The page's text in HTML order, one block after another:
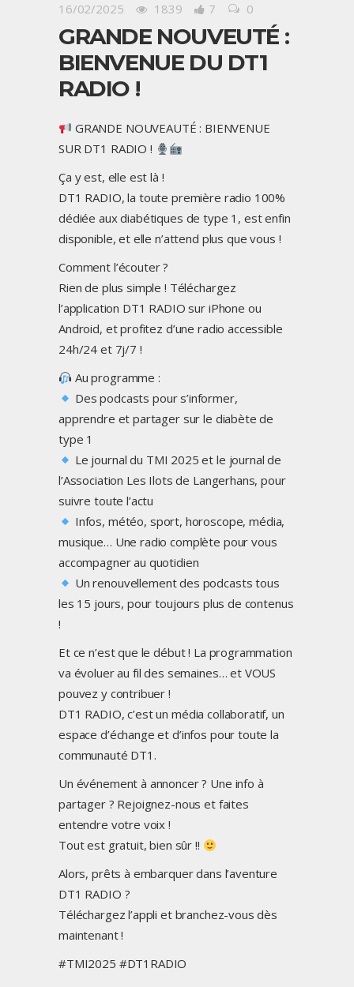
16/02/2025 1839 7 0
GRANDE NOUVEUTÉ :
BIENVENUE DU DT1
RADIO !
GRANDE NOUVEAUTÉ : BIENVENUE
SUR DT1 RADIO !
Ça y est, elle est là !
DT1 RADIO, la toute première radio 100%
dédiée aux diabétiques de type 1, est enfin
disponible, et elle n’attend plus que vous !
Comment l’écouter ?
Rien de plus simple ! Téléchargez
l’application DT1 RADIO sur iPhone ou
Android, et profitez d’une radio accessible
24h/24 et 7j/7 !
Au programme :
Des podcasts pour s’informer,
apprendre et partager sur le diabète de
type 1
Le journal du TMI 2025 et le journal de
l’Association Les Ilots de Langerhans, pour
suivre toute l’actu
Infos, météo, sport, horoscope, média,
musique… Une radio complète pour vous
accompagner au quotidien
Un renouvellement des podcasts tous
les 15 jours, pour toujours plus de contenus
!
Et ce n’est que le début ! La programmation
va évoluer au fil des semaines… et VOUS
pouvez y contribuer !
DT1 RADIO, c’est un média collaboratif, un
espace d’échange et d’infos pour toute la
communauté DT1.
Un événement à annoncer ? Une info à
partager ? Rejoignez-nous et faites
entendre votre voix !
Tout est gratuit, bien sûr !!
Alors, prêts à embarquer dans l’aventure
DT1 RADIO ?
Téléchargez l’appli et branchez-vous dès
maintenant !
#TMI2025 #DT1RADIO